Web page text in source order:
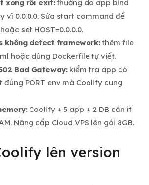
xong rồi exit:thường do app bind
vì 0.0.0.0. Sửa start command để
set HOST=0.0.0.0.
không detect framework:thêm file
hoặc dùng Dockerfile tự viết.
Bad Gateway:kiểm tra app có
đúng PORT env mà Coolify cung
Coolify + 5 app + 2 DB cần ít
Nâng cấp Cloud VPS lên gói 8GB.
lên version